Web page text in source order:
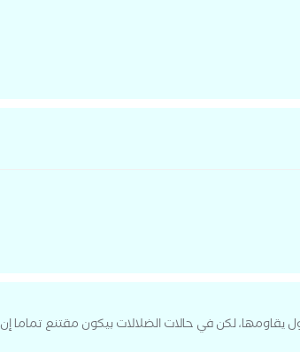
لكن في حالات الضلالات بيكون مقتنع تماما إن